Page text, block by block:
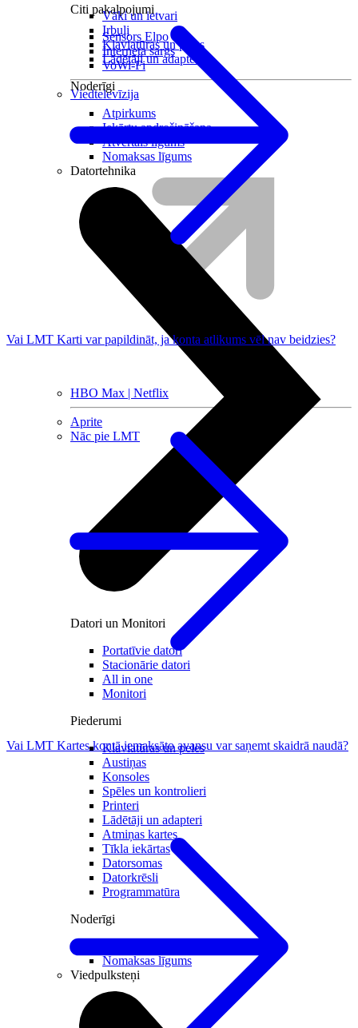
Citi pakalpojumi
Sensors Elpo
Interneta sargs
VoWi-Fi
Viedtelevīzija
HBO Max | Netflix
Aprite
Nāc pie LMT
Vāki un ietvari
Irbuļi
Klaviatūras un peles
Lādētāji un adapteri
Noderīgi
Atpirkums
Iekārtu apdrošināšana
Atvērtais līgums
Nomaksas līgums
Datortehnika
Datori un Monitori
Portatīvie datori
Stacionārie datori
All in one
Monitori
Piederumi
Klaviatūras un peles
Austiņas
Konsoles
Spēles un kontrolieri
Printeri
Lādētāji un adapteri
Atmiņas kartes
Tīkla iekārtas
Datorsomas
Datorkrēsli
Programmatūra
Noderīgi
Nomaksas līgums
Viedpulksteņi
Vai LMT Karti var papildināt, ja konta atlikums vēl nav beidzies?
Vai LMT Kartes kontā iemaksāto avansu var saņemt skaidrā naudā?